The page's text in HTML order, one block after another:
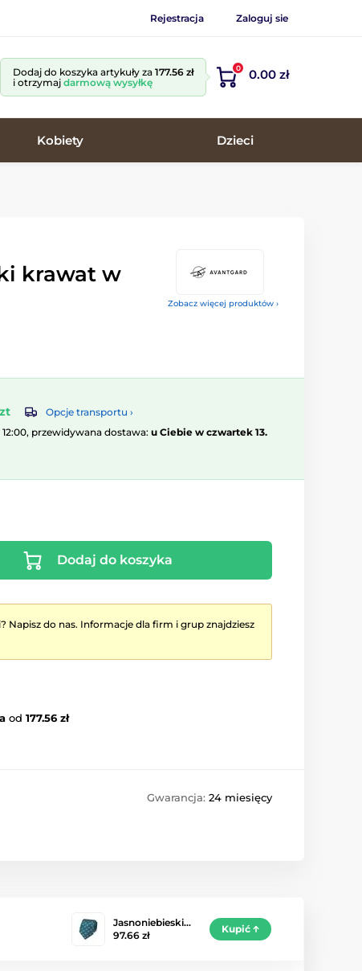
Rejestracja Zaloguj sie
Dodaj do koszyka artykuły za 177.56 zł
i otrzymaj darmową wysyłkę
0 0.00 zł
Kobiety Dzieci
Zobacz więcej produktów ›
krawat w
Opcje transportu ›
przewidywana dostawa: u Ciebie w czwartek 13.
Dodaj do koszyka
Napisz do nas. Informacje dla firm i grup znajdziesz
od 177.56 zł
Gwarancja: 24 miesięcy
Jasnoniebieski…
97.66 zł
Kupić